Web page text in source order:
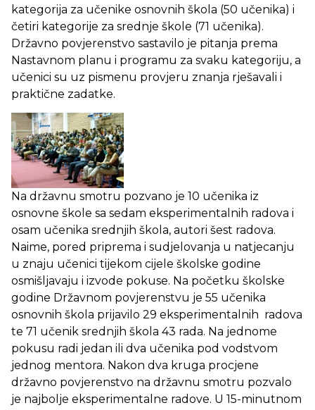
kategorija za učenike osnovnih škola (50 učenika) i
četiri kategorije za srednje škole (71 učenika).
Državno povjerenstvo sastavilo je pitanja prema
Nastavnom planu i programu za svaku kategoriju, a
učenici su uz pismenu provjeru znanja rješavali i
praktične zadatke.
Na državnu smotru pozvano je 10 učenika iz
osnovne škole sa sedam eksperimentalnih radova i
osam učenika srednjih škola, autori šest radova.
Naime, pored priprema i sudjelovanja u natjecanju
u znaju učenici tijekom cijele školske godine
osmišljavaju i izvode pokuse. Na početku školske
godine Državnom povjerenstvu je 55 učenika
osnovnih škola prijavilo 29 eksperimentalnih radova
te 71 učenik srednjih škola 43 rada. Na jednome
pokusu radi jedan ili dva učenika pod vodstvom
jednog mentora. Nakon dva kruga procjene
državno povjerenstvo na državnu smotru pozvalo
je najbolje eksperimentalne radove. U 15-minutnom